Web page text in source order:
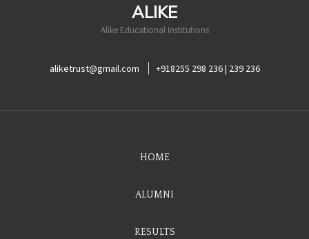
ALIKE
Alike Educational Institutions
aliketrust@gmail.com +918255 298 236 | 239 236
HOME
ALUMNI
RESULTS